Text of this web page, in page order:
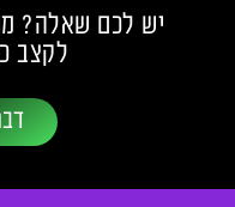
יש לכם שאלה?
לקצב